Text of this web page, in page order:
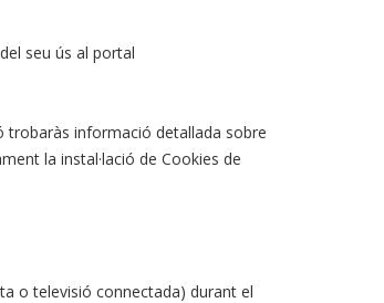
seu ús al portal
trobaràs informació detallada sobre
la instal·lació de Cookies de
o televisió connectada) durant el